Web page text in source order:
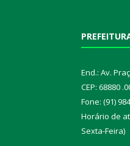
End.: Av.
CEP: 68880
Fone: (91)
Horário de
Sexta-Feira)